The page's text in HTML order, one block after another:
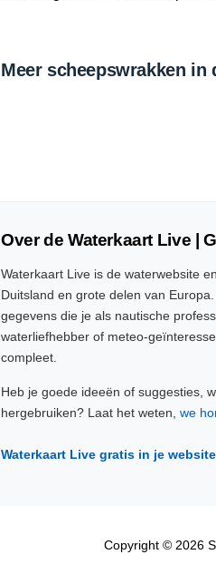
Meer scheepswrakken in
Over de Waterkaart Live |
Waterkaart Live is de waterwebsite
Duitsland en grote delen van
gegevens die je als nautische
waterliefhebber of meteo-
compleet.
Heb je goede ideeën of suggesties,
hergebruiken? Laat het weten, we
Waterkaart Live gratis in je website
Copyright © 2026